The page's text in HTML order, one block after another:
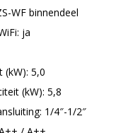
WF binnendeel
ja
(kW): 5,0
(kW): 5,8
1/4″-1/2″